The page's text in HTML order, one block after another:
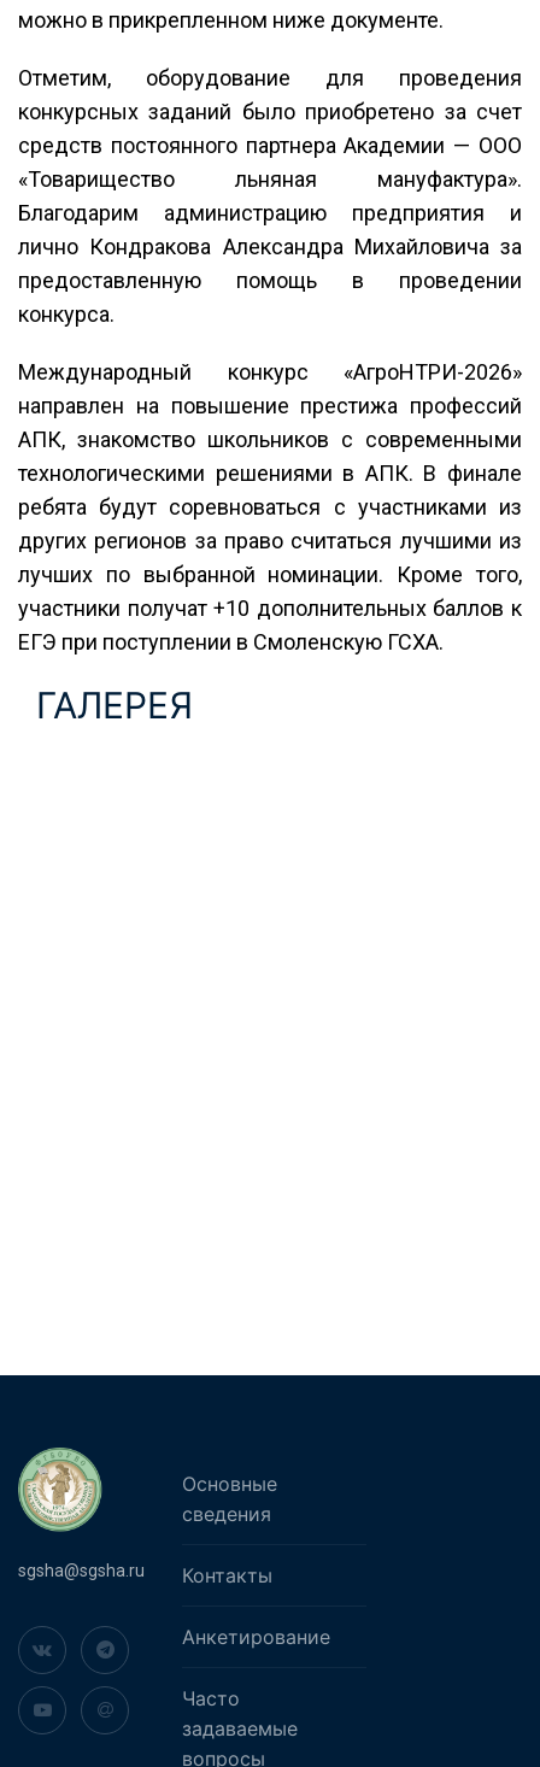
можно в прикрепленном ниже документе.
Отметим, оборудование для проведения
конкурсных заданий было приобретено за счет
средств постоянного партнера Академии — ООО
«Товарищество льняная мануфактура».
Благодарим администрацию предприятия и
лично Кондракова Александра Михайловича за
предоставленную помощь в проведении
конкурса.
Международный конкурс «АгроНТРИ-2026»
направлен на повышение престижа профессий
АПК, знакомство школьников с современными
технологическими решениями в АПК. В финале
ребята будут соревноваться с участниками из
других регионов за право считаться лучшими из
лучших по выбранной номинации. Кроме того,
участники получат +10 дополнительных баллов к
ЕГЭ при поступлении в Смоленскую ГСХА.
ГАЛЕРЕЯ
sgsha@sgsha.ru
Основные
сведения
Контакты
Анкетирование
Часто
задаваемые
вопросы